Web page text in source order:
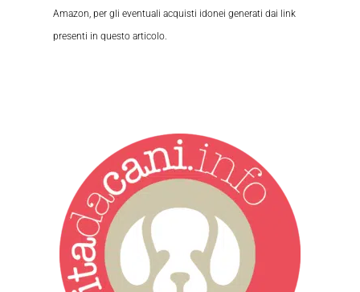
Amazon, per gli eventuali acquisti idonei generati dai link
presenti in questo articolo.